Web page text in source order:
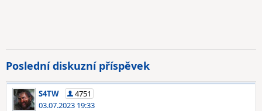
Poslední diskuzní příspěvek
S4TW
4751
03.07.2023 19:33